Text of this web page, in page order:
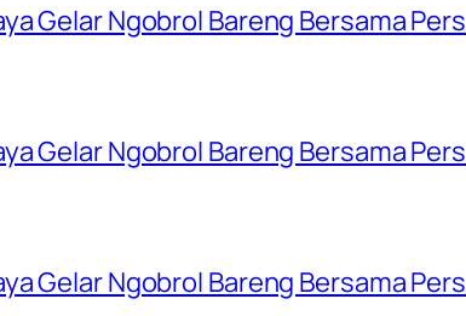
Gelar Ngobrol Bareng Bersama Pers
Gelar Ngobrol Bareng Bersama Pers
Gelar Ngobrol Bareng Bersama Pers